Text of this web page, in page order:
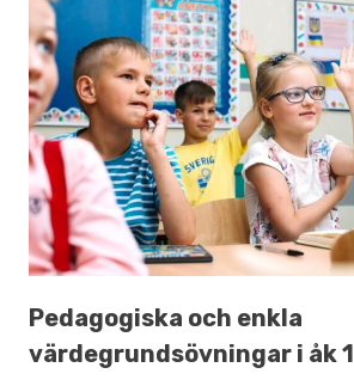
Pedagogiska och enkla
värdegrundsövningar i åk 1